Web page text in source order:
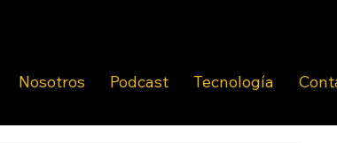
Nosotros Podcast Tecnología